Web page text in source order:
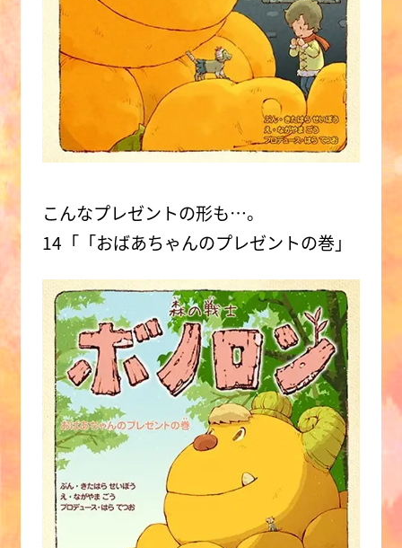
こんなプレゼントの形も…。
14「「おばあちゃんのプレゼントの巻」